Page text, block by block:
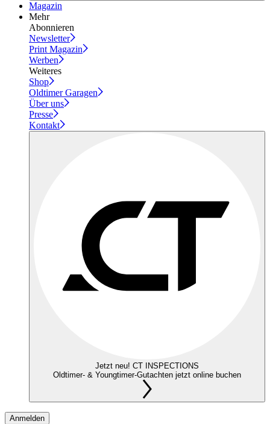
Magazin
Mehr
Abonnieren
Newsletter
Print Magazin
Werben
Weiteres
Shop
Oldtimer Garagen
Über uns
Presse
Kontakt
Jetzt neu! CT INSPECTIONS
Oldtimer- & Youngtimer-Gutachten jetzt online buchen
Anmelden